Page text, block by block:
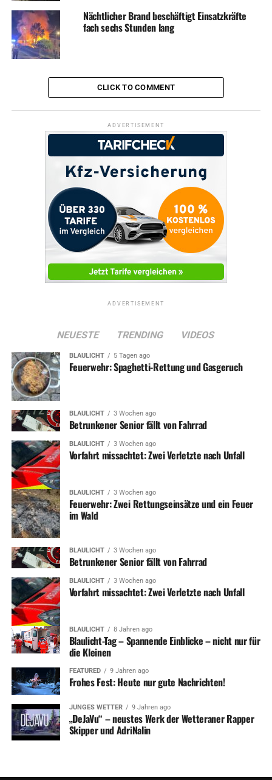
Nächtlicher Brand beschäftigt Einsatzkräfte
fach sechs Stunden lang
CLICK TO COMMENT
ADVERTISEMENT
ADVERTISEMENT
NEUESTE TRENDING VIDEOS
BLAULICHT 5 Tagen ago
Feuerwehr: Spaghetti-Rettung und Gasgeruch
BLAULICHT 3 Wochen ago
Betrunkener Senior fällt von Fahrrad
BLAULICHT 3 Wochen ago
Vorfahrt missachtet: Zwei Verletzte nach Unfall
BLAULICHT 3 Wochen ago
Feuerwehr: Zwei Rettungseinsätze und ein Feuer
im Wald
BLAULICHT 3 Wochen ago
Betrunkener Senior fällt von Fahrrad
BLAULICHT 3 Wochen ago
Vorfahrt missachtet: Zwei Verletzte nach Unfall
BLAULICHT 8 Jahren ago
Blaulicht-Tag – Spannende Einblicke – nicht nur für
die Kleinen
FEATURED 9 Jahren ago
Frohes Fest: Heute nur gute Nachrichten!
JUNGES WETTER 9 Jahren ago
„DeJaVu“ – neustes Werk der Wetteraner Rapper
Skipper und AdriNalin